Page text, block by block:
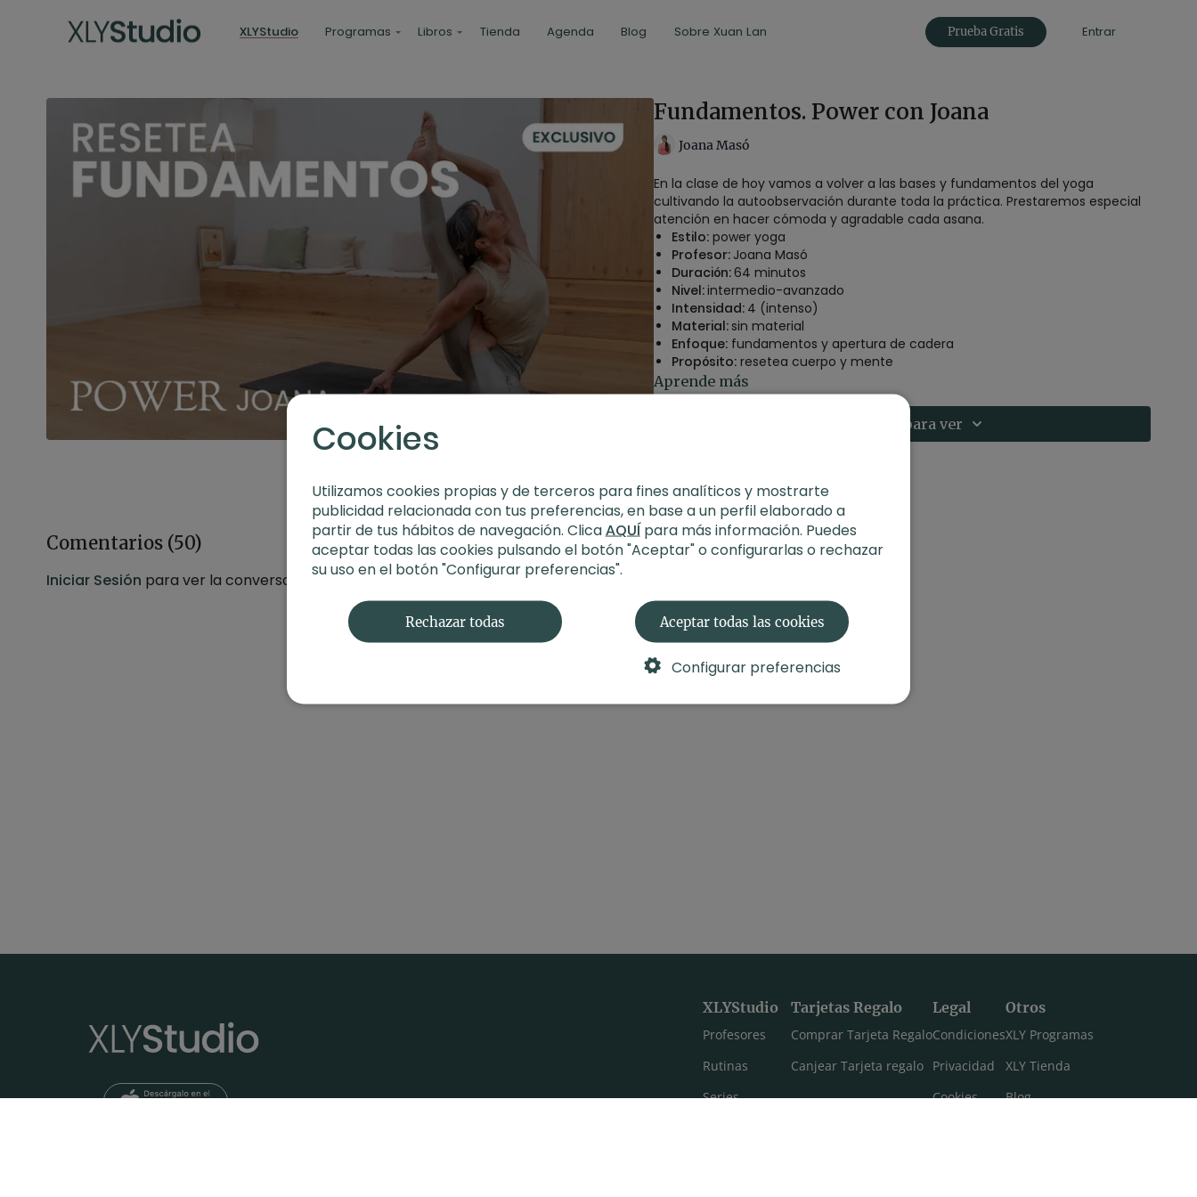
XLYStudio Programas Libros Tienda Agenda Blog Sobre Xuan Lan Prueba Gratis Entrar
Fundamentos. Power con Joana
Joana Masó
En la clase de hoy vamos a volver a las bases y fundamentos del yoga
cultivando la autoobservación durante toda la práctica. Prestaremos especial
atención en hacer cómoda y agradable cada asana.
Estilo: power yoga
Profesor: Joana Masó
Duración:64 minutos
Nivel:intermedio-avanzado
Intensidad: 4 (intenso)
Material: sin material
Enfoque: fundamentos y apertura de cadera
Propósito: resetea cuerpo y mente
Fecha: 23 de enero 2024
Contenido relacionado:Entrevista a Laia Villegas sobre filosofía de los
Aprende más
Suscríbete para ver
Comentarios (50)
Iniciar Sesión para ver la conversación
XLYStudio
Profesores
Rutinas
Series
Tarjetas Regalo
Comprar Tarjeta Regalo
Canjear Tarjeta regalo
Legal
Condiciones
Privacidad
Cookies
Otros
XLY Programas
XLY Tienda
Blog
Cookies
Utilizamos cookies propias y de terceros para fines analíticos y mostrarte
publicidad relacionada con tus preferencias, en base a un perfil elaborado a
partir de tus hábitos de navegación. ClicaAQUÍpara más información. Puedes
aceptar todas las cookies pulsando el botón "Aceptar" o configurarlas o rechazar
su uso en el botón "Configurar preferencias".
Rechazar todas Aceptar todas las cookies
Configurar preferencias